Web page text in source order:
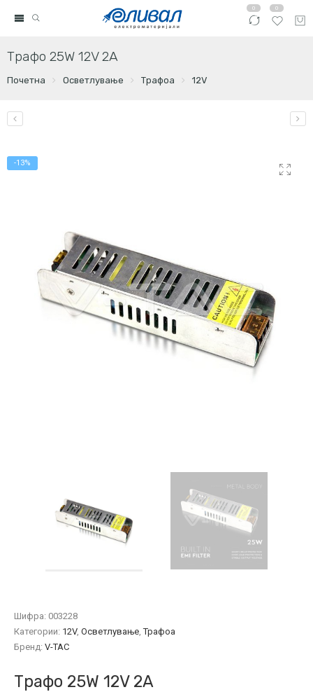
0 0
Трафо 25W 12V 2A
Почетна Осветлување Трафоа 12V
-13%
Шифра: 003228
Категории: 12V, Осветлување ,Трафоа
Бренд: V-TAC
Трафо 25W 12V 2A